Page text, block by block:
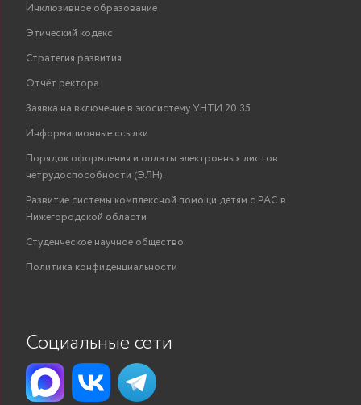
Инклюзивное образование
Этический кодекс
Стратегия развития
Отчёт ректора
Заявка на включение в экосистему УНТИ 20.35
Информационные ссылки
Порядок оформления и оплаты электронных листов
нетрудоспособности (ЭЛН).
Развитие системы комплексной помощи детям с РАС в
Нижегородской области
Студенческое научное общество
Политика конфиденциальности
Социальные сети